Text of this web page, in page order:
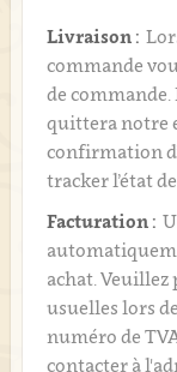
Livraison :
commande
de
quittera notre
confirmation
tracker l’état
Facturation :
achat.
usuelles lors
numéro de
contacter à